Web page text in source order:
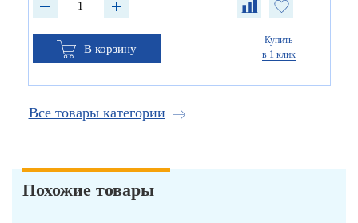
В корзину
Купить
в 1 клик
Все товары категории
Похожие товары